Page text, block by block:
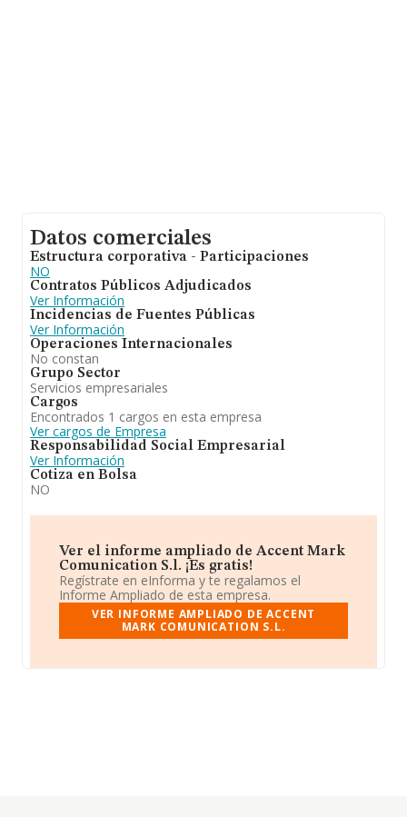
Datos comerciales
Estructura corporativa - Participaciones
NO
Contratos Públicos Adjudicados
Ver Información
Incidencias de Fuentes Públicas
Ver Información
Operaciones Internacionales
No constan
Grupo Sector
Servicios empresariales
Cargos
Encontrados 1 cargos en esta empresa
Ver cargos de Empresa
Responsabilidad Social Empresarial
Ver Información
Cotiza en Bolsa
NO
Ver el informe ampliado de Accent Mark
Comunication S.l. ¡Es gratis!
Regístrate en eInforma y te regalamos el
Informe Ampliado de esta empresa.
VER INFORME AMPLIADO DE ACCENT
MARK COMUNICATION S.L.